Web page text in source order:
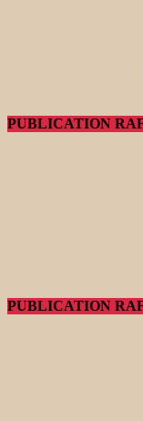
PUBLICATION
PUBLICATION